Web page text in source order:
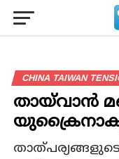
CHINA TAIWAN
തായ്‌വാൻ